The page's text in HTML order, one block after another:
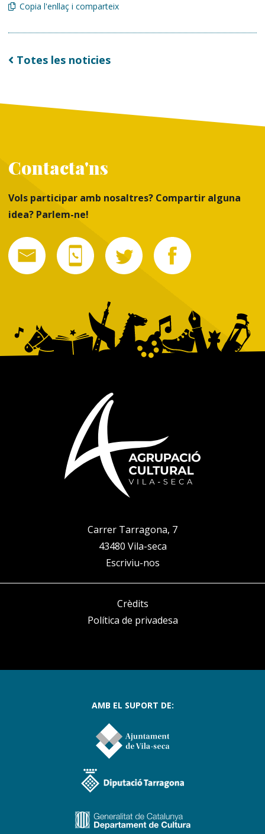
Copia l'enllaç i comparteix
Totes les noticies
Contacta'ns
Vols participar amb nosaltres? Compartir alguna
idea? Parlem-ne!
Carrer Tarragona, 7
43480 Vila-seca
Escriviu-nos
Crèdits
Política de privadesa
AMB EL SUPORT DE: